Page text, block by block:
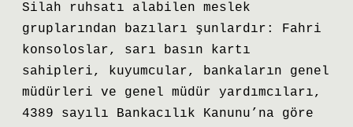
Silah ruhsatı alabilen meslek
gruplarından bazıları şunlardır: Fahri
konsoloslar, sarı basın kartı
sahipleri, kuyumcular, bankaların genel
müdürleri ve genel müdür yardımcıları,
4389 sayılı Bankacılık Kanunu’na göre